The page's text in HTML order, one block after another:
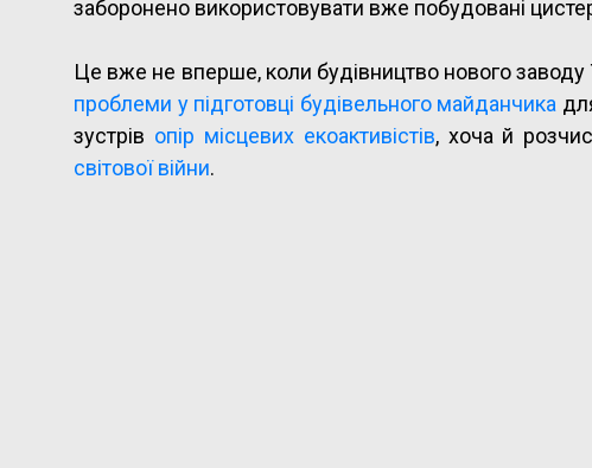
заборонено використовувати вже побудовані
Це вже не вперше, коли будівництво нового
проблеми у підготовці будівельного майданчика
зустрів опір місцевих екоактивістів, хоча й
світової війни.